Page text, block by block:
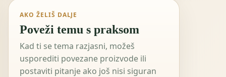
AKO ŽELIŠ DALJE
Poveži temu s praksom
Kad ti se tema razjasni, možeš
usporediti povezane proizvode ili
postaviti pitanje ako još nisi siguran